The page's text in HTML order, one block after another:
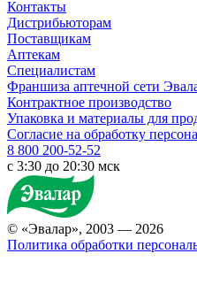
Контакты
Дистрибьюторам
Поставщикам
Аптекам
Специалистам
Франшиза аптечной сети
Контрактное производство
Упаковка и материалы для
Согласие на обработку
8 800 200-52-52
c 3:30 до 20:30 мск
© «Эвалар», 2003 — 2026
Политика обработки